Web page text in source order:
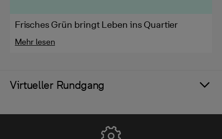
Frisches Grün bringt Leben ins Quartier
Mehr lesen
Virtueller Rundgang